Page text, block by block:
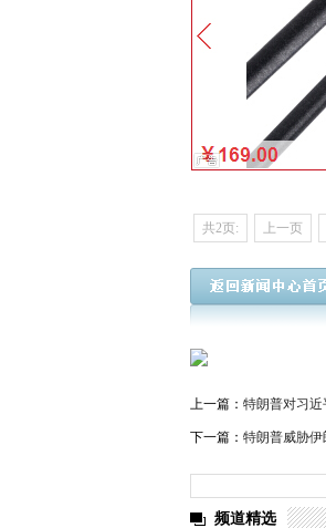
共2页: 上一页
上一篇： 特朗普对习近
下一篇： 特朗普威胁伊
频道精选